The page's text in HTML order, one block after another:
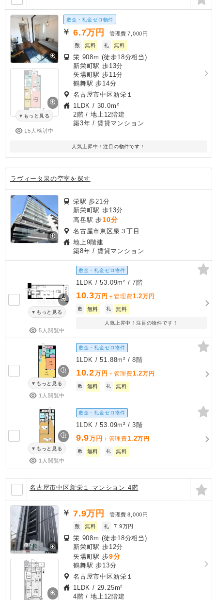
もっと見る
15人検討中
敷金・礼金ゼロ物件
6.7万円 管理費 7,000円
敷
無料 礼 無料
栄 908m (徒歩18分相当)
新栄町駅 歩13分
矢場町駅 歩11分
鶴舞駅 歩14分
名古屋市中区新栄１
1LDK / 30.0m²
2階 / 地上12階建
築3年 / 賃貸マンション
人気上昇中！注目の物件です！
ラヴィータ泉の空室を探す
栄駅 歩21分
新栄町駅 歩13分
高岳駅 歩10分
名古屋市東区泉３丁目
地上9階建
築8年 / 賃貸マンション
もっと見る
5人閲覧中
敷金・礼金ゼロ物件
1LDK / 53.09m² / 7階
10.3万円 ＋管理費1.2万円
敷 無料 礼 無料
人気上昇中！注目の物件です！
もっと見る
1人閲覧中
敷金・礼金ゼロ物件
1LDK / 51.88m² / 8階
10.2万円 ＋管理費1.2万円
敷 無料 礼 無料
もっと見る
1人閲覧中
敷金・礼金ゼロ物件
1LDK / 53.09m² / 3階
9.9万円 ＋管理費1.2万円
敷 無料 礼 無料
名古屋市中区新栄１ マンション 4階
7.9万円 管理費 8,000円
敷
無料 礼 7.9万円
栄 908m (徒歩18分相当)
新栄町駅 歩12分
矢場町駅 歩9分
鶴舞駅 歩13分
名古屋市中区新栄１
1LDK / 29.25m²
4階 / 地上12階建